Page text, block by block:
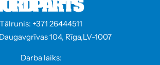
Tālrunis: +371 26444511
104, Rīga,LV-1007
Darba laiks: